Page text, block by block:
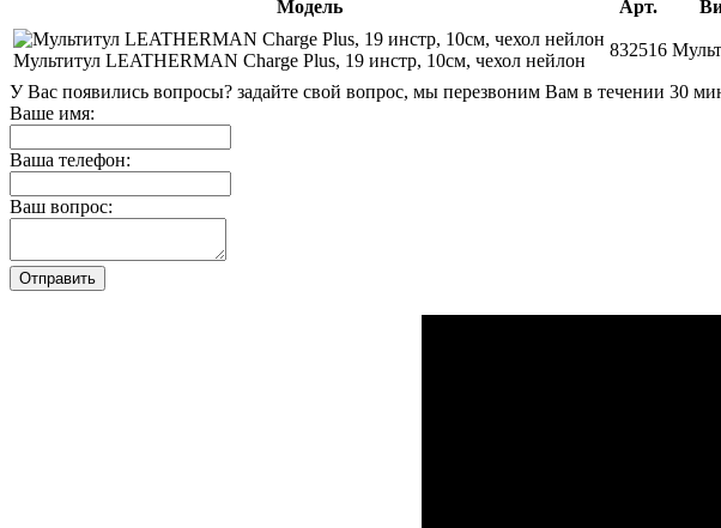
Модель
Арт.
Мультитул LEATHERMAN Charge Plus, 19 инстр, 10см, чехол нейлон
832516
У Вас появились вопросы? задайте свой вопрос, мы перезвоним Вам в течении 30
Ваше имя:
Ваша телефон:
Ваш вопрос: